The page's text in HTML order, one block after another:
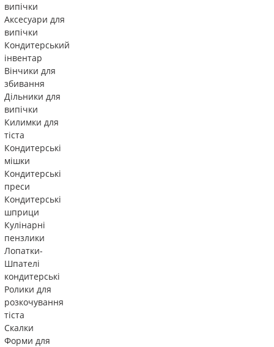
випічки
Аксесуари для
випічки
Кондитерський
інвентар
Вінчики для
збивання
Дільники для
випічки
Килимки для
тіста
Кондитерські
мішки
Кондитерські
преси
Кондитерські
шприци
Кулінарні
пензлики
Лопатки-
Шпателі
кондитерські
Ролики для
розкочування
тіста
Скалки
Форми для